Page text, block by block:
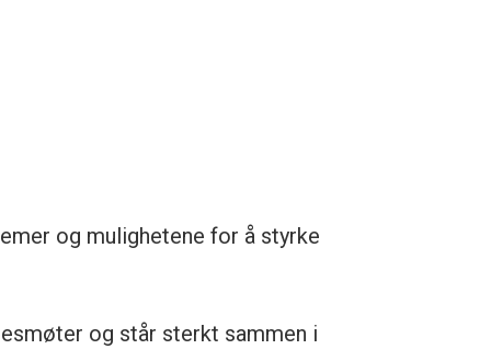
og mulighetene for å styrke
og står sterkt sammen i